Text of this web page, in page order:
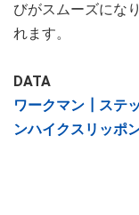
びがスムーズにな
れます。
DATA
ワークマン┃ステ
ンハイクスリッポ